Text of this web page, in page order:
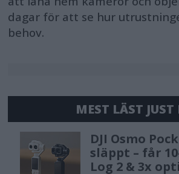
dagar för att se hur
behov.
MEST LÄST JUST
DJI Osmo
släppt – får
Log 2 & 3x